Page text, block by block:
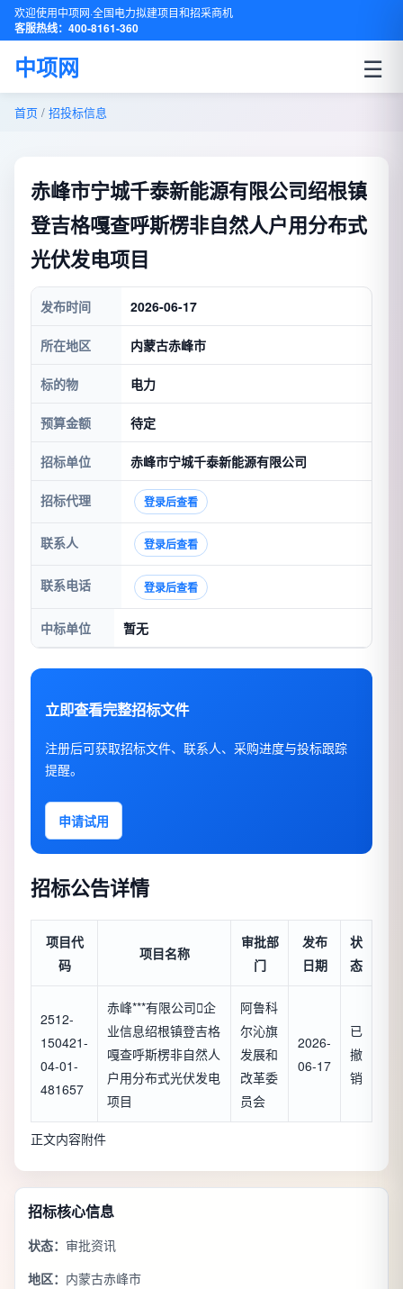
欢迎使用中项网·全国电力拟建项目和招采商机
客服热线：400-8161-360
中项网 ☰
首页 / 招投标信息
赤峰市宁城千泰新能源有限公司绍根镇
登吉格嘎查呼斯楞非自然人户用分布式
光伏发电项目
发布时间 2026-06-17
所在地区 内蒙古赤峰市
标的物 电力
预算金额 待定
招标单位 赤峰市宁城千泰新能源有限公司
招标代理 登录后查看
联系人 登录后查看
联系电话 登录后查看
中标单位 暂无
立即查看完整招标文件
注册后可获取招标文件、联系人、采购进度与投标跟踪
提醒。
申请试用
招标公告详情
项目代
码
项目名称
审批部
门
发布
日期
状
态
2512-
150421-
04-01-
481657
赤峰***有限公司企
业信息绍根镇登吉格
嘎查呼斯楞非自然人
户用分布式光伏发电
项目
阿鲁科
尔沁旗
发展和
改革委
员会
2026-
06-17
已
撤
销
正文内容附件
招标核心信息
状态： 审批资讯
地区： 内蒙古赤峰市